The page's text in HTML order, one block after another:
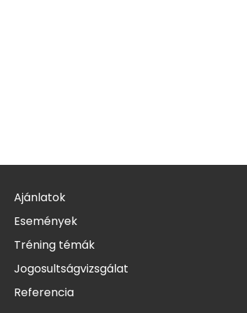
Ajánlatok
Események
Tréning témák
Jogosultságvizsgálat
Referencia